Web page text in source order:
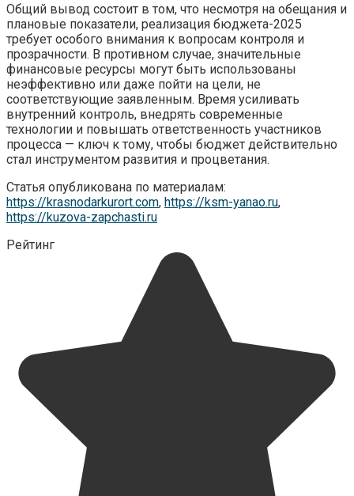
Общий вывод состоит в том, что несмотря на обещания и
плановые показатели, реализация бюджета-2025
требует особого внимания к вопросам контроля и
прозрачности. В противном случае, значительные
финансовые ресурсы могут быть использованы
неэффективно или даже пойти на цели, не
соответствующие заявленным. Время усиливать
внутренний контроль, внедрять современные
технологии и повышать ответственность участников
процесса — ключ к тому, чтобы бюджет действительно
стал инструментом развития и процветания.
Статья опубликована по материалам:
https://krasnodarkurort.com, https://ksm-yanao.ru,
https://kuzova-zapchasti.ru
Рейтинг